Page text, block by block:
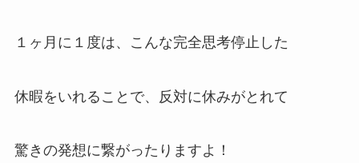
１ヶ月に１度は、こんな完全思考停止した
休暇をいれることで、反対に休みがとれて
驚きの発想に繋がったりますよ！